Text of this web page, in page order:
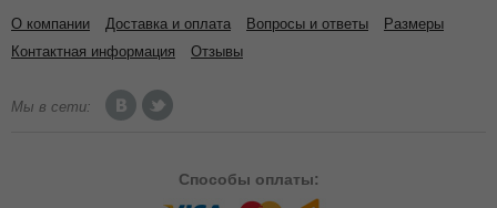
О компании Доставка и оплата Вопросы и ответы
Размеры
Контактная информация
Отзывы
Мы в сети:
Способы оплаты: